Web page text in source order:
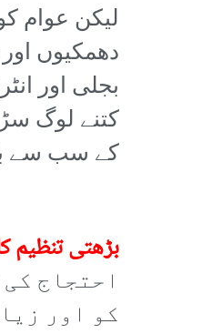
لیکن عوام
دھمکیوں
بجلی اور
کتنے لوگ
کے سب سے
بڑھتی تنظیم
احتجاج